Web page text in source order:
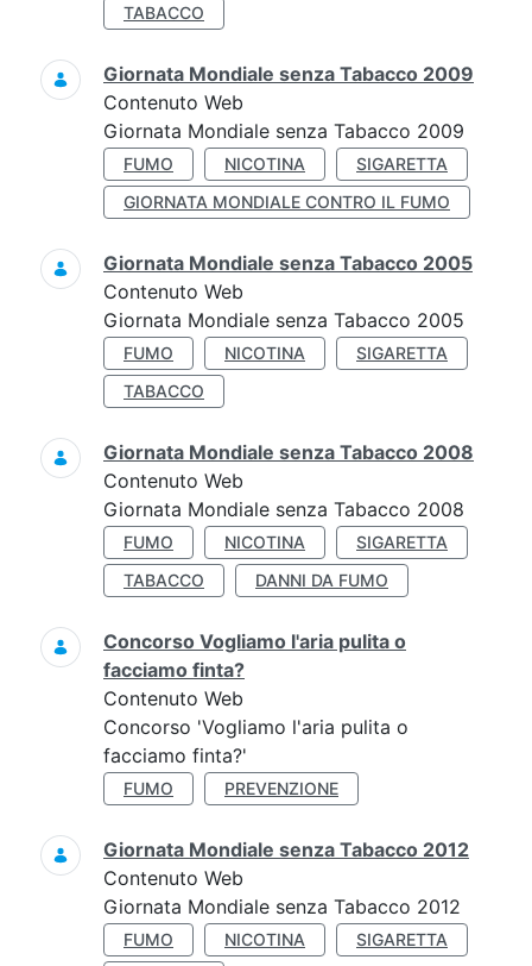
TABACCO
Giornata Mondiale senza Tabacco 2009
Contenuto Web
Giornata Mondiale senza Tabacco 2009
FUMO NICOTINA
SIGARETTA
GIORNATA MONDIALE CONTRO IL FUMO
Giornata Mondiale senza Tabacco 2005
Contenuto Web
Giornata Mondiale senza Tabacco 2005
FUMO NICOTINA
SIGARETTA
TABACCO
Giornata Mondiale senza Tabacco 2008
Contenuto Web
Giornata Mondiale senza Tabacco 2008
FUMO NICOTINA
SIGARETTA
TABACCO
DANNI DA FUMO
Concorso Vogliamo l'aria pulita o
facciamo finta?
Contenuto Web
Concorso 'Vogliamo l'aria pulita o
facciamo finta?'
FUMO PREVENZIONE
Giornata Mondiale senza Tabacco 2012
Contenuto Web
Giornata Mondiale senza Tabacco 2012
FUMO NICOTINA SIGARETTA